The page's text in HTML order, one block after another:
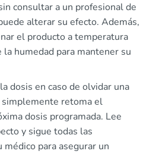
consultar a un profesional de
alterar su efecto. Además,
el producto a temperatura
humedad para mantener su
dosis en caso de olvidar una
retoma el
dosis programada. Lee
y sigue todas las
médico para asegurar un